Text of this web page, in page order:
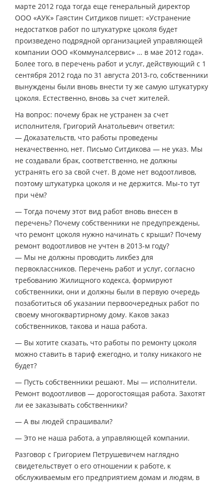
марте 2012 года тогда еще генеральный директор
ООО «АУК» Гаястин Ситдиков пишет: «Устранение
недостатков работ по штукатурке цоколя будет
произведено подрядной организацией управляющей
компании ООО «Коммуналсервис» … в мае 2012 года».
Более того, в перечень работ и услуг, действующий с 1
сентября 2012 года по 31 августа 2013-го, собственники
вынуждены были вновь внести ту же самую штукатурку
цоколя. Естественно, вновь за счет жителей.
На вопрос: почему брак не устранен за счет
исполнителя, Григорий Анатольевич ответил:
— Доказательств, что работы проведены
некачественно, нет. Письмо Ситдикова — не указ. Мы
не создавали брак, соответственно, не должны
устранять его за свой счет. В доме нет водоотливов,
поэтому штукатурка цоколя и не держится. Мы-то тут
при чём?
— Тогда почему этот вид работ вновь внесен в
перечень? Почему собственники не предупреждены,
что ремонт цоколя нужно начинать с крыши? Почему
ремонт водоотливов не учтен в 2013-м году?
— Мы не должны проводить ликбез для
первоклассников. Перечень работ и услуг, согласно
требованию Жилищного кодекса, формируют
собственники, они и должны были в первую очередь
позаботиться об указании первоочередных работ по
своему многоквартирному дому. Каков заказ
собственников, такова и наша работа.
— Вы хотите сказать, что работы по ремонту цоколя
можно ставить в тариф ежегодно, и толку никакого не
будет?
— Пусть собственники решают. Мы — исполнители.
Ремонт водоотливов — дорогостоящая работа. Захотят
ли ее заказывать собственники?
— А вы людей спрашивали?
— Это не наша работа, а управляющей компании.
Разговор с Григорием Петрушевичем наглядно
свидетельствует о его отношении к работе, к
обслуживаемым его предприятием домам и людям, в